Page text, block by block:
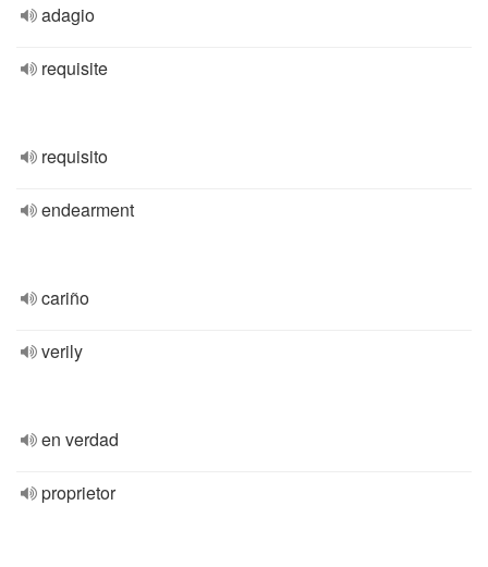
adagio
requisite
requisito
endearment
cariño
verily
en verdad
proprietor